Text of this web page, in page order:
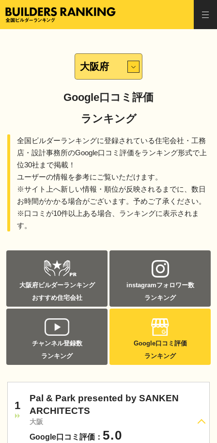
Google口コミ評価
ランキング
全国ビルダーランキングに登録されている住宅会社・工務
店・設計事務所のGoogle口コミ評価をランキング形式で上
位30社まで掲載！
ユーザーの情報を参考にご覧いただけます。
※サイト上へ新しい情報・順位が反映されるまでに、数日
お時間がかかる場合がございます。予めご了承ください。
※口コミが10件以上ある場合、ランキングに表示されま
す。
大阪府ビルダーランキング
おすすめ住宅会社
instagramフォロワー数
ランキング
チャンネル登録数
ランキング
Google口コミ評価
ランキング
1
Pal & Park presented by SANKEN
ARCHITECTS
大阪
Google口コミ評価： 5.0